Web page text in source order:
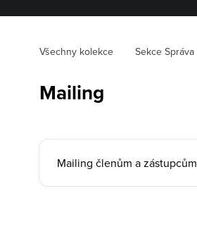
Všechny kolekce Sekce Správa
Mailing
Mailing členům a zástupcům